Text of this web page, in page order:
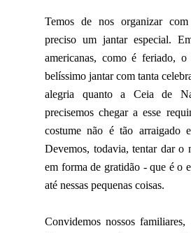
Temos de nos organizar com
preciso um jantar especial.
americanas, como é feriado,
belíssimo jantar com tanta
alegria quanto a Ceia de
precisemos chegar a esse
costume não é tão arraigado
Devemos, todavia, tentar dar o
em forma de gratidão - que é o
até nessas pequenas coisas.
Convidemos nossos familiares,